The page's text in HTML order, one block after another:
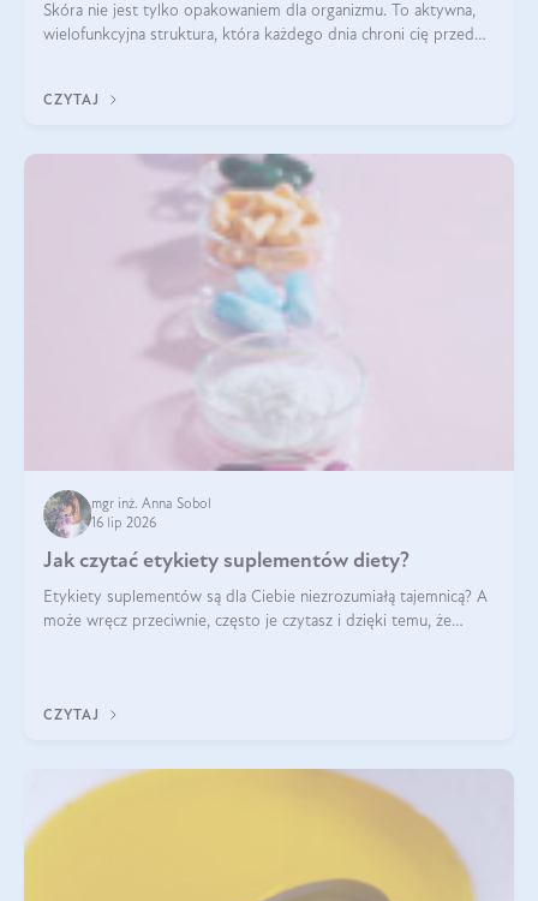
Skóra nie jest tylko opakowaniem dla organizmu. To aktywna,
wielofunkcyjna struktura, która każdego dnia chroni cię przed
bariera hydrolipidowa.
CZYTAJ
mgr inż. Anna Sobol
16 lip 2026
Jak czytać etykiety suplementów diety?
Etykiety suplementów są dla Ciebie niezrozumiałą tajemnicą? A
może wręcz przeciwnie, często je czytasz i dzięki temu, że
CZYTAJ